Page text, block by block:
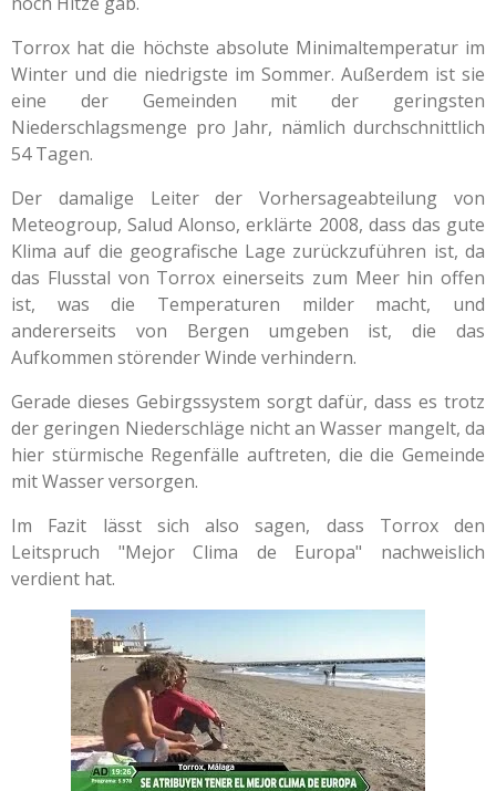
Torrox hat die höchste absolute Minimaltemperatur im
Winter und die niedrigste im Sommer. Außerdem ist sie
eine der Gemeinden mit der geringsten
Niederschlagsmenge pro Jahr, nämlich durchschnittlich
54 Tagen.
Der damalige Leiter der Vorhersageabteilung von
Meteogroup, Salud Alonso, erklärte 2008, dass das gute
Klima auf die geografische Lage zurückzuführen ist, da
das Flusstal von Torrox einerseits zum Meer hin offen
ist, was die Temperaturen milder macht, und
andererseits von Bergen umgeben ist, die das
Aufkommen störender Winde verhindern.
Gerade dieses Gebirgssystem sorgt dafür, dass es trotz
der geringen Niederschläge nicht an Wasser mangelt, da
hier stürmische Regenfälle auftreten, die die Gemeinde
mit Wasser versorgen.
Im Fazit lässt sich also sagen, dass Torrox den
Leitspruch "Mejor Clima de Europa" nachweislich
verdient hat.